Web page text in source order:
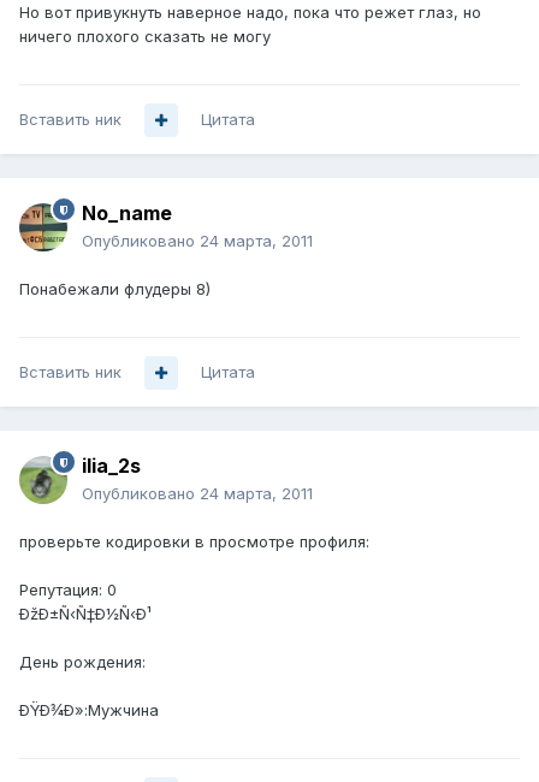
Но вот привукнуть наверное надо, пока что режет глаз, но
ничего плохого сказать не могу
Вставить ник Цитата
No_name
Опубликовано 24 марта, 2011
Понабежали флудеры 8)
Вставить ник Цитата
ilia_2s
Опубликовано 24 марта, 2011
проверьте кодировки в просмотре профиля:
Репутация: 0
ÐžÐ±Ñ‹Ñ‡Ð½Ñ‹Ð¹
День рождения:
ÐŸÐ¾Ð»:Мужчина